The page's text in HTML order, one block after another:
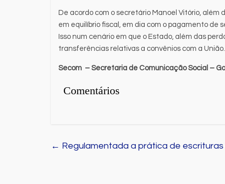
De acordo com o secretário Manoel Vitório,
em equilíbrio fiscal, em dia com o pagamento de
Isso num cenário em que o Estado, além das
transferências relativas a convênios com a União.
Secom – Secretaria de Comunicação Social –
Comentários
← Regulamentada a prática de